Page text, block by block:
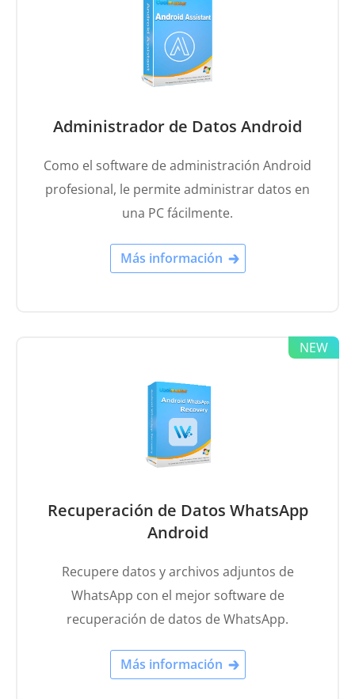
Administrador de Datos Android
Como el software de administración Android
profesional, le permite administrar datos en
una PC fácilmente.
Más información
Recuperación de Datos WhatsApp
Android
Recupere datos y archivos adjuntos de
WhatsApp con el mejor software de
recuperación de datos de WhatsApp.
Más información